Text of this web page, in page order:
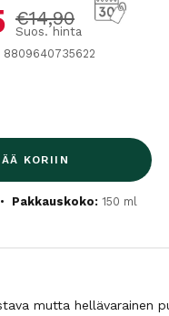
Normaalihinta
€14,90
Suos. hinta
8809640735622
KORIIN
Pakkauskoko: 150 ml
mutta hellävarainen